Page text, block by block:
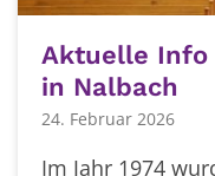
Aktuelle Info
in Nalbach
24. Februar 2026
Im Jahr 1974